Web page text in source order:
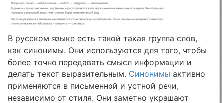
В русском языке есть такой такая группа слов,
как синонимы. Они используются для того, чтобы
более точно передавать смысл информации и
делать текст выразительным. Синонимы активно
применяются в письменной и устной речи,
независимо от стиля. Они заметно украшают